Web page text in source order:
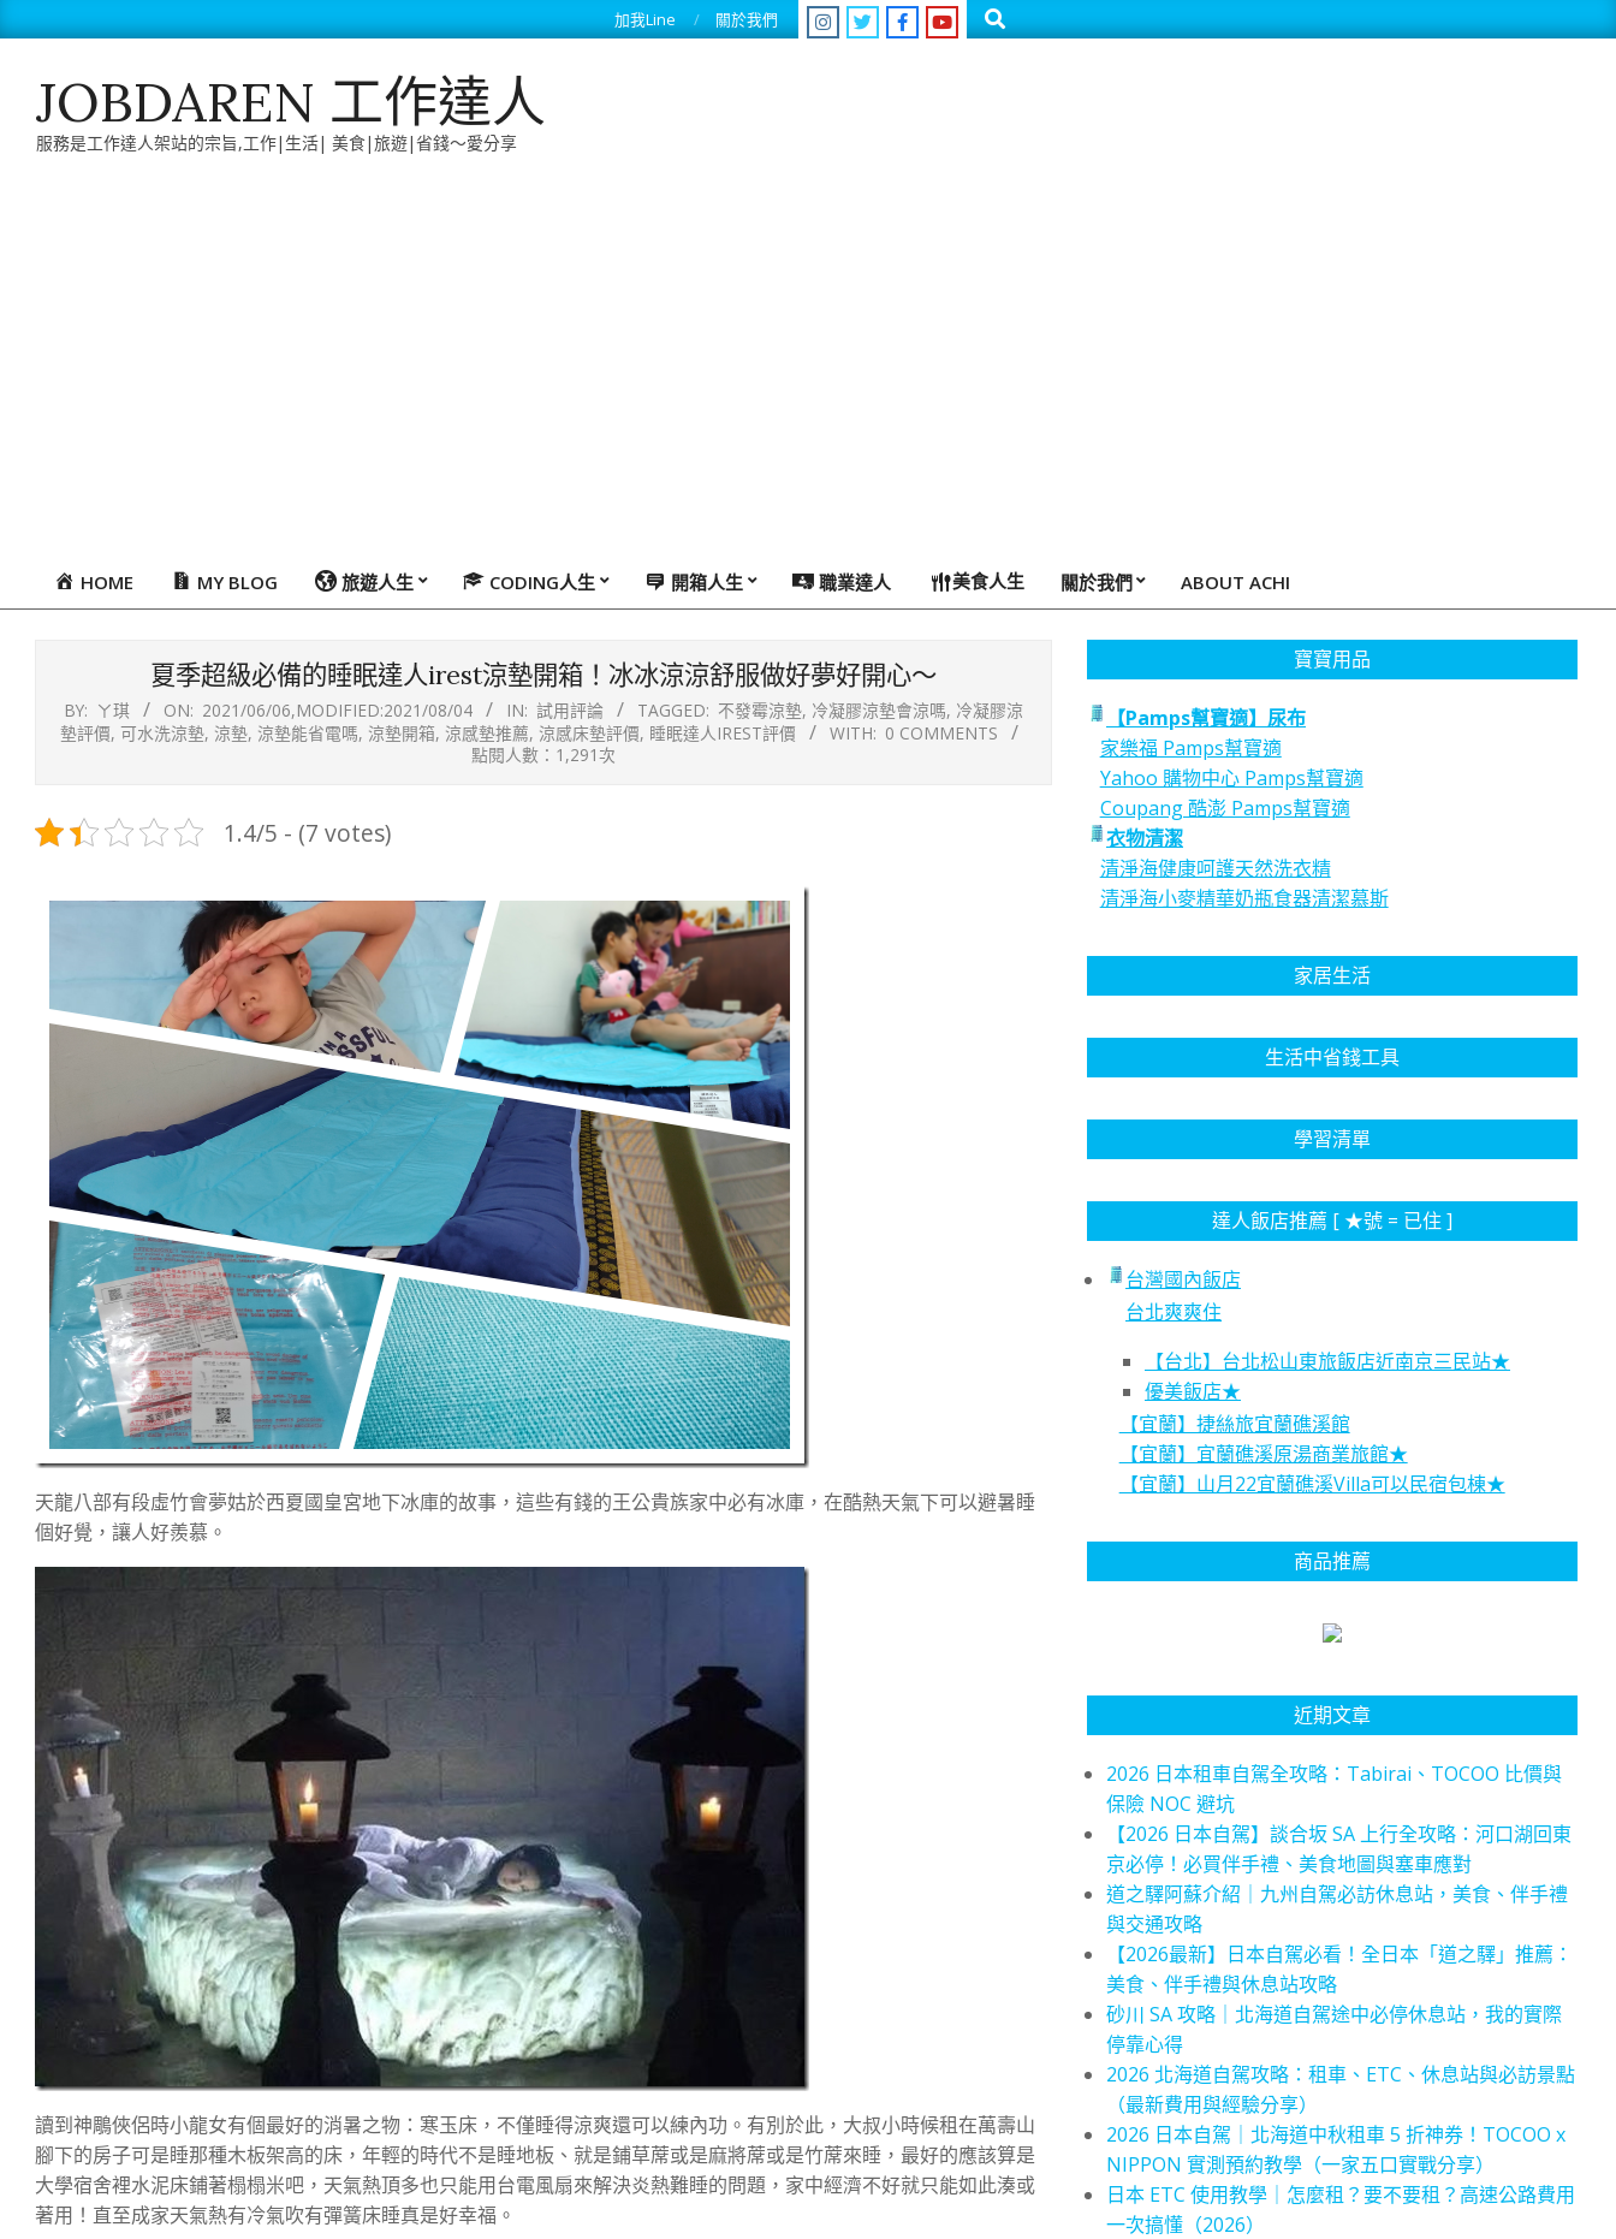
to
加我Line 關於我們 Search
JOBDAREN 工作達人
服務是工作達人架站的宗旨,工作|生活| 美食|旅遊|省錢～愛分享
PrimaryHOME MY BLOG 旅遊人生 CODING人生 開箱人生 職業達人 美食人生 關於我們 ABOUT ACHI
夏季超級必備的睡眠達人irest涼墊開箱！冰冰涼涼舒服做好夢好開心～
BY: ㄚ琪 ON: 2021/06/06,MODIFIED:2021/08/04 IN: 試用評論 TAGGED: 不發霉涼墊, 冷凝膠涼墊會涼嗎, 冷凝膠涼
墊評價, 可水洗涼墊, 涼墊, 涼墊能省電嗎, 涼墊開箱, 涼感墊推薦, 涼感床墊評價, 睡眠達人IREST評價 WITH: 0 COMMENTS
點閱人數：1,291次
1.4/5 - (7 votes)
天龍八部有段虛竹會夢姑於西夏國皇宮地下冰庫的故事，這些有錢的王公貴族家中必有冰庫，在酷熱天氣下可以避暑睡
個好覺，讓人好羨慕。
讀到神鵰俠侶時小龍女有個最好的消暑之物：寒玉床，不僅睡得涼爽還可以練內功。有別於此，大叔小時候租在萬壽山
腳下的房子可是睡那種木板架高的床，年輕的時代不是睡地板、就是鋪草蓆或是麻將蓆或是竹蓆來睡，最好的應該算是
大學宿舍裡水泥床鋪著榻榻米吧，天氣熱頂多也只能用台電風扇來解決炎熱難睡的問題，家中經濟不好就只能如此湊或
著用！直至成家天氣熱有冷氣吹有彈簧床睡真是好幸福。
寶寶用品
【Pamps幫寶適】尿布
家樂福 Pamps幫寶適
Yahoo 購物中心 Pamps幫寶適
Coupang 酷澎 Pamps幫寶適
衣物清潔
清淨海健康呵護天然洗衣精
清淨海小麥精華奶瓶食器清潔慕斯
家居生活
生活中省錢工具
學習清單
達人飯店推薦 [ ★號 = 已住 ]
台灣國內飯店
台北爽爽住
【台北】台北松山東旅飯店近南京三民站★
優美飯店★
【宜蘭】捷絲旅宜蘭礁溪館
【宜蘭】宜蘭礁溪原湯商業旅館★
【宜蘭】山月22宜蘭礁溪Villa可以民宿包棟★
商品推薦
近期文章
2026 日本租車自駕全攻略：Tabirai、TOCOO 比價與
保險 NOC 避坑
【2026 日本自駕】談合坂 SA 上行全攻略：河口湖回東
京必停！必買伴手禮、美食地圖與塞車應對
道之驛阿蘇介紹｜九州自駕必訪休息站，美食、伴手禮
與交通攻略
【2026最新】日本自駕必看！全日本「道之驛」推薦：
美食、伴手禮與休息站攻略
砂川 SA 攻略｜北海道自駕途中必停休息站，我的實際
停靠心得
2026 北海道自駕攻略：租車、ETC、休息站與必訪景點
（最新費用與經驗分享）
2026 日本自駕｜北海道中秋租車 5 折神券！TOCOO x
NIPPON 實測預約教學（一家五口實戰分享）
日本 ETC 使用教學｜怎麼租？要不要租？高速公路費用
一次搞懂（2026）